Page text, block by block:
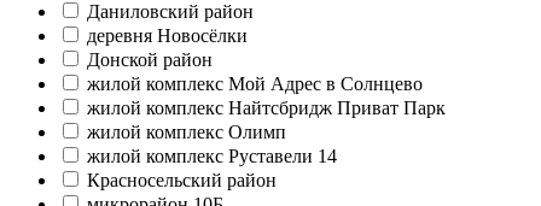
Даниловский район
деревня Новосёлки
Донской район
жилой комплекс Мой Адрес в Солнцево
жилой комплекс Найтсбридж Приват Парк
жилой комплекс Олимп
жилой комплекс Руставели 14
Красносельский район